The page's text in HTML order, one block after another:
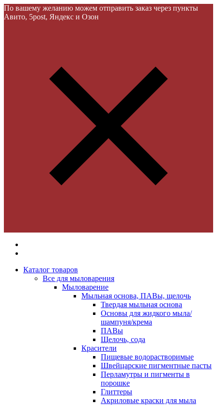
По вашему желанию можем отправить заказ через пункты
Авито, 5post, Яндекс и Озон
Каталог товаров
Все для мыловарения
Мыловарение
Мыльная основа, ПАВы, щелочь
Твердая мыльная основа
Основы для жидкого мыла/
шампуня/крема
ПАВы
Щелочь, сода
Красители
Пищевые водорастворимые
Швейцарские пигментные пасты
Перламутры и пигменты в
порошке
Глиттеры
Акриловые краски для мыла